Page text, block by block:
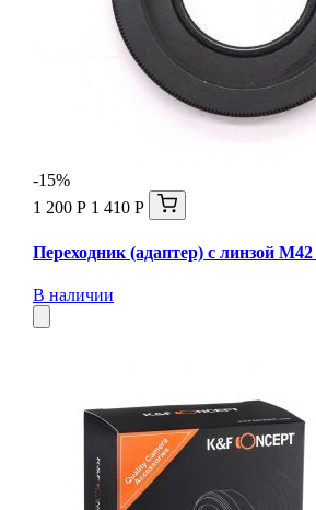
-15%
1 200 Р 1 410 Р
Переходник (адаптер) с линзой
В наличии